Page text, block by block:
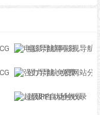
电影导航网-影视导航-电影搜索-影视搜索-电影站收录
强力导航-免费网站分类导航，提交收录，秒收录
超级IP自动秒收录